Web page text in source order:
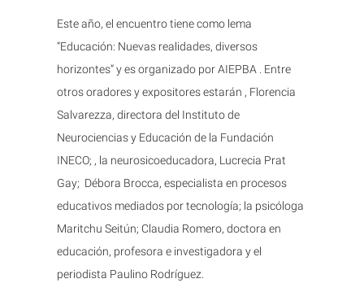
Este año, el encuentro tiene como lema
“Educación: Nuevas realidades, diversos
horizontes” y es organizado por AIEPBA . Entre
otros oradores y expositores estarán , Florencia
Salvarezza, directora del Instituto de
Neurociencias y Educación de la Fundación
INECO; , la neurosicoeducadora, Lucrecia Prat
Gay; Débora Brocca, especialista en procesos
educativos mediados por tecnología; la psicóloga
Maritchu Seitún; Claudia Romero, doctora en
educación, profesora e investigadora y el
periodista Paulino Rodríguez.